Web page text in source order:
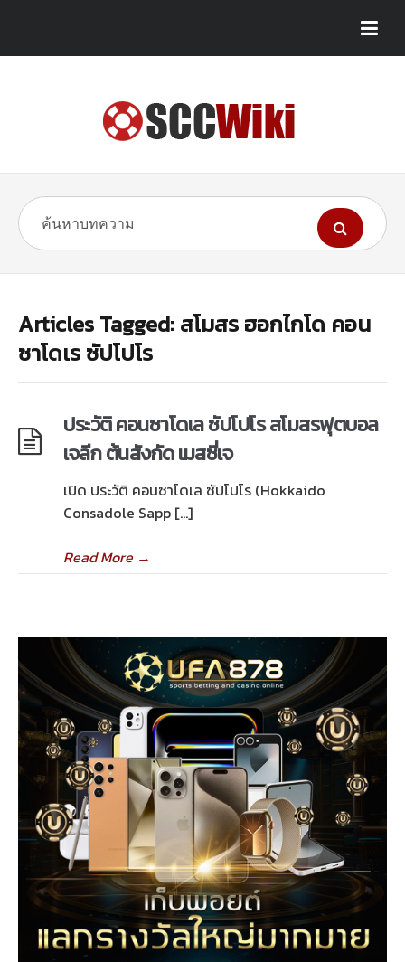
Articles Tagged: สโมสร ฮอกไกโด คอน
ซาโดเร ซัปโปโร
ประวัติ คอนซาโดเล ซัปโปโร สโมสรฟุตบอล
เจลีก ต้นสังกัด เมสซี่เจ
เปิด ประวัติ คอนซาโดเล ซัปโปโร (Hokkaido
Consadole Sapp […]
Read More→